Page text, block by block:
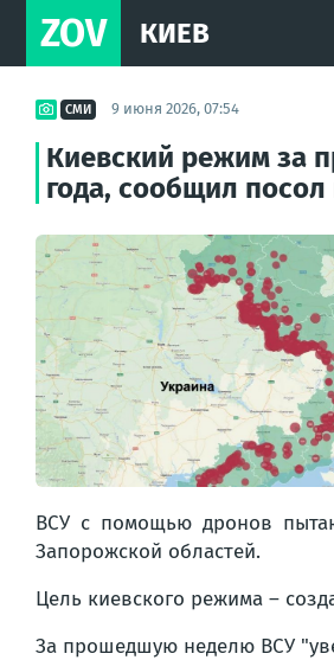
ZOV КИЕВ
СМИ 9 июня 2026, 07:54
Киевский режим за
года, сообщил
ВСУ с помощью дронов
Запорожской областей.
Цель киевского режима –
За прошедшую неделю ВСУ